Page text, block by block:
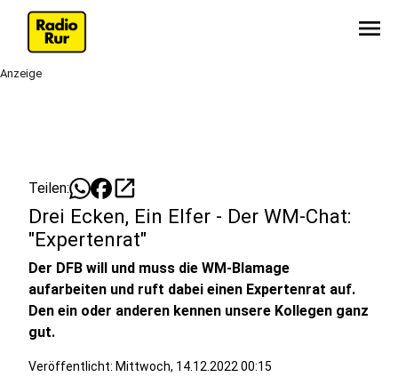
menu
Anzeige
Teilen: open_in_new
Drei Ecken, Ein Elfer - Der WM-Chat:
"Expertenrat"
Der DFB will und muss die WM-Blamage
aufarbeiten und ruft dabei einen Expertenrat auf.
Den ein oder anderen kennen unsere Kollegen ganz
gut.
Veröffentlicht: Mittwoch, 14.12.2022 00:15